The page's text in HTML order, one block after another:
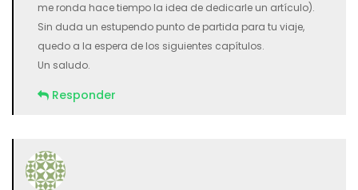
me ronda hace tiempo la idea de dedicarle un artículo).
Sin duda un estupendo punto de partida para tu viaje,
quedo a la espera de los siguientes capítulos.
Un saludo.
Responder